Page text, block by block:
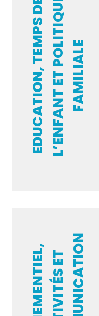
E
D
U
C
A
T
I
O
N
,
T
E
M
P
S
D
E
L
’
E
N
F
A
N
T
E
T
P
O
L
I
T
I
Q
UE
F
A
M
I
L
I
A
L E